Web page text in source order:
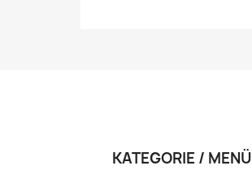
KATEGORIE / MENÜ